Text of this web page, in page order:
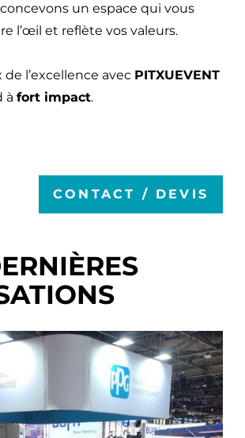
un espace qui vous
l’œil et reflète vos valeurs.
de l’excellence avec PITXUEVENT
à fort impact.
CONTACT / DEVIS